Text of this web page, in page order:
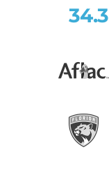
34.3